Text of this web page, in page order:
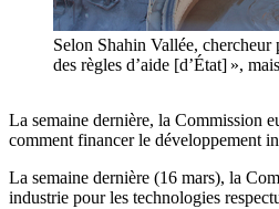
Selon Shahin Vallée,
des règles d’aide [d’État] »,
La semaine dernière, la Commission
comment financer le développement
La semaine dernière (16 mars), la
industrie pour les technologies